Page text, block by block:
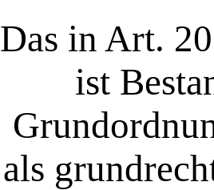
Das in Art.
ist
als